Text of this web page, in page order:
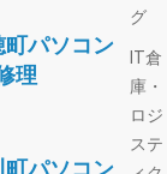
パソコン
理
グ
IT倉
庫・
ロジ
ステ